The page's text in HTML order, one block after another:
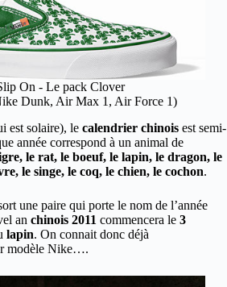
On - Le pack Clover
Dunk, Air Max 1, Air Force 1)
est solaire), le calendrier chinois est semi-
année correspond à un animal de
le rat, le boeuf, le lapin, le dragon, le
le singe, le coq, le chien, le cochon.
une paire qui porte le nom de l’année
an chinois 2011 commencera le 3
lapin. On connait donc déjà
modèle Nike….